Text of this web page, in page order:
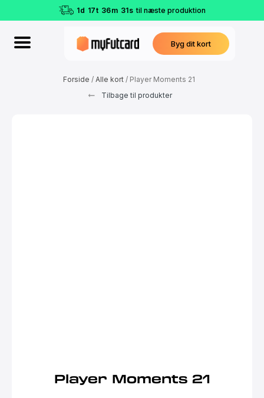
1d 17t 36m 31s til næste produktion
Byg dit kort
Forside / Alle kort / Player Moments 21
Tilbage til produkter
Player Moments 21